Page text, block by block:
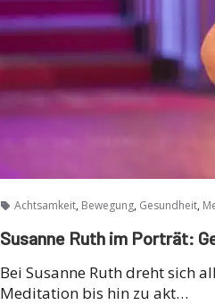
Achtsamkeit, Bewegung, Gesundheit,
Susanne Ruth im Porträt:
Bei Susanne Ruth dreht sich
Meditation bis hin zu akt…